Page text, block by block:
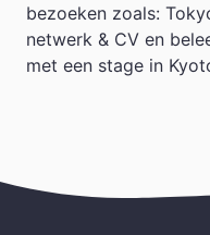
bezoeken zoals:
netwerk & CV en
met een stage in